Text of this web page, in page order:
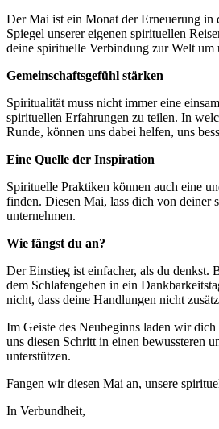
Der Mai ist ein Monat der Erneuerung in
Spiegel unserer eigenen spirituellen
deine spirituelle Verbindung zur Welt um
Gemeinschaftsgefühl stärken
Spiritualität muss nicht immer eine
spirituellen Erfahrungen zu teilen. In
Runde, können uns dabei helfen, uns
Eine Quelle der Inspiration
Spirituelle Praktiken können auch eine
finden. Diesen Mai, lass dich von deiner
unternehmen.
Wie fängst du an?
Der Einstieg ist einfacher, als du
dem Schlafengehen in ein
nicht, dass deine Handlungen nicht
Im Geiste des Neubeginns laden wir
uns diesen Schritt in einen bewussteren
unterstützen.
Fangen wir diesen Mai an, unsere
In Verbundheit,